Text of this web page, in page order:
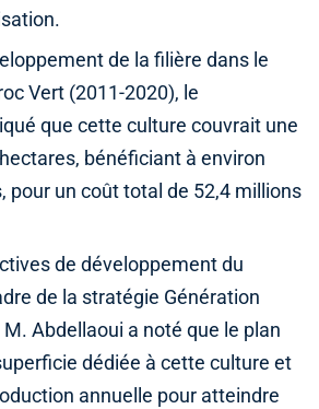
de la filière dans le
Vert (2011-2020), le
que cette culture couvrait une
bénéficiant à environ
pour un coût total de 52,4 millions
de développement du
de la stratégie Génération
Abdellaoui a noté que le plan
dédiée à cette culture et
annuelle pour atteindre